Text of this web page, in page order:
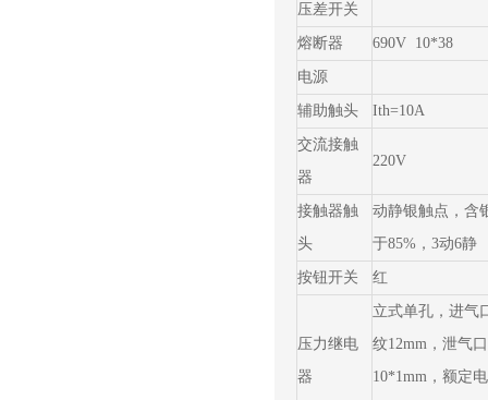
压差开关
熔断器 690V 10*38
电源
辅助触头 Ith=10A
交流接触
器
220V
接触器触
头
动静银触点，含
于85%，3动6静
按钮开关 红
压力继电
器
立式单孔，进气
纹12mm，泄气
10*1mm，额定